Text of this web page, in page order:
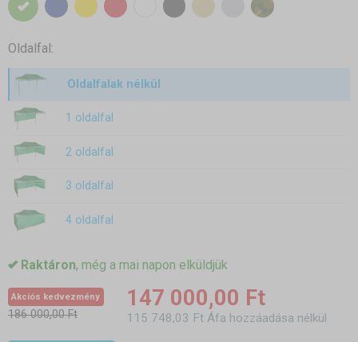
Oldalfal:
Oldalfalak nélkül
1 oldalfal
2 oldalfal
3 oldalfal
4 oldalfal
Raktáron, még a mai napon elküldjük
Akciós kedvezmény
186 000,00 Ft
147 000,00 Ft
115 748,03 Ft Áfa hozzáadása nélkül